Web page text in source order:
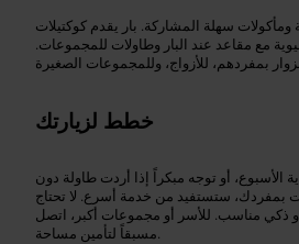
سهلة المشاركة. بار يقدم كوكتيلات
مع مقاعد عند البار وطاولات للمجموعات.
خطط لزيارتك
الأسبوع، أو توجه مبكراً إذا أردت طاولة دون
بمفردك، ستستفيد من خدمة أسرع. لا تحتاج
مناسب. للأسر أو مجموعات أكبر، اتصل
مسبقاً لتأمين مساحة.